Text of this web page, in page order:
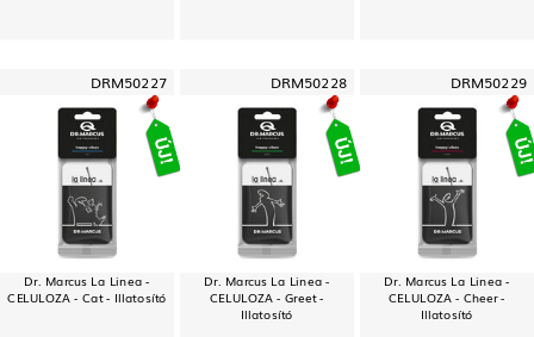
DRM50227
Dr. Marcus La Linea -
CELULOZA - Cat - Illatosító
DRM50228
Dr. Marcus La Linea -
CELULOZA - Greet -
Illatosító
DRM50229
Dr. Marcus La Linea -
CELULOZA - Cheer -
Illatosító